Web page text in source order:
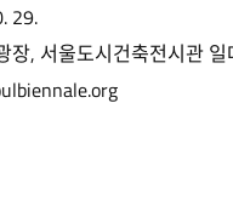
29.
장, 서울도시건축전시관 일